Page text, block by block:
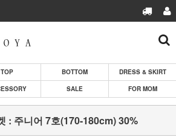
TOP BOTTOM
DRESS & SKIRT
SALE FOR MOM
: 주니어 7호(170-180cm) 30%